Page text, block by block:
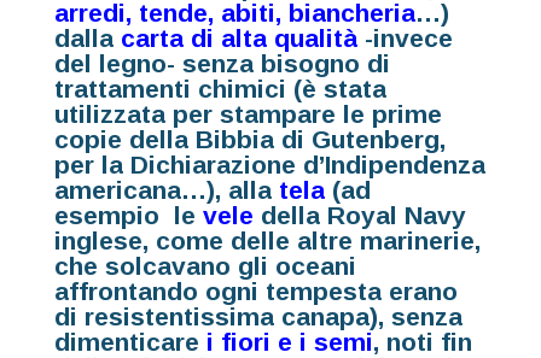
arredi, tende, abiti, biancheria…)
dalla carta di alta qualità-invece
del legno- senza bisogno di
trattamenti chimici (è stata
utilizzata per stampare le prime
copie della Bibbia di Gutenberg,
per la Dichiarazione d’Indipendenza
americana…), alla tela(ad
esempio le vele della Royal Navy
inglese, come delle altre marinerie,
che solcavano gli oceani
affrontando ogni tempesta erano
di resistentissima canapa), senza
dimenticare i fiori e i semi, noti fin